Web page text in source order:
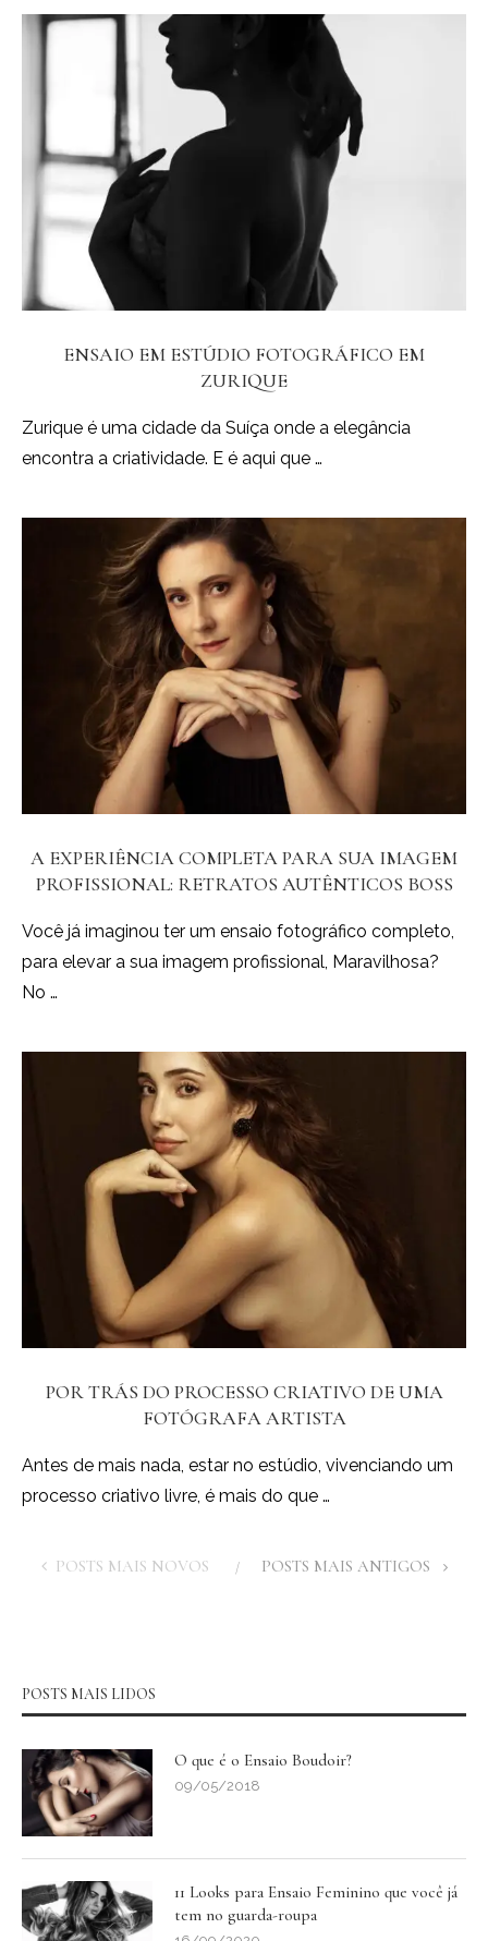
ENSAIO EM ESTÚDIO FOTOGRÁFICO EM
ZURIQUE
Zurique é uma cidade da Suíça onde a elegância
encontra a criatividade. E é aqui que …
A EXPERIÊNCIA COMPLETA PARA SUA IMAGEM
PROFISSIONAL: RETRATOS AUTÊNTICOS BOSS
Você já imaginou ter um ensaio fotográfico completo,
para elevar a sua imagem profissional, Maravilhosa?
No …
POR TRÁS DO PROCESSO CRIATIVO DE UMA
FOTÓGRAFA ARTISTA
Antes de mais nada, estar no estúdio, vivenciando um
processo criativo livre, é mais do que …
POSTS MAIS NOVOS POSTS MAIS ANTIGOS
POSTS MAIS LIDOS
O que é o Ensaio Boudoir?
09/05/2018
11 Looks para Ensaio Feminino que você já
tem no guarda-roupa